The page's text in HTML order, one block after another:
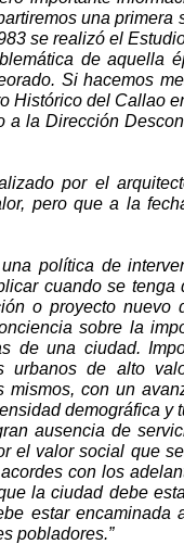
una primera
se realizó el
de aquella
Si hacemos
Histórico del Callao
a la Dirección
por el
pero que a la
política de
cuando se tenga
o proyecto nuevo
sobre la
de una ciudad.
de alto
mismos, con un
demográfica y
ausencia de
el valor social que
con los
la ciudad debe
estar encaminada
pobladores.”